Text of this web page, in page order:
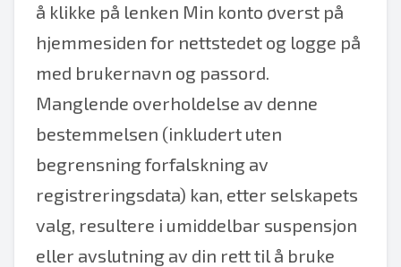
å klikke på lenken Min konto øverst på
hjemmesiden for nettstedet og logge på
med brukernavn og passord.
Manglende overholdelse av denne
bestemmelsen (inkludert uten
begrensning forfalskning av
registreringsdata) kan, etter selskapets
valg, resultere i umiddelbar suspensjon
eller avslutning av din rett til å bruke